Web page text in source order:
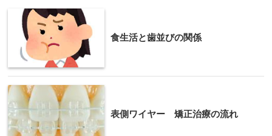
食生活と歯並びの関係
表側ワイヤー 矯正治療の流れ